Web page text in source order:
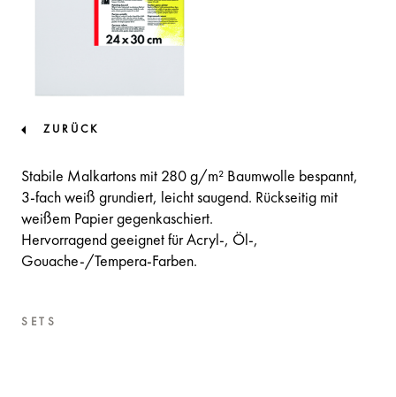
ZURÜCK
Stabile Malkartons mit 280 g/m² Baumwolle bespannt,
3-fach weiß grundiert, leicht saugend. Rückseitig mit
weißem Papier gegenkaschiert.
Hervorragend geeignet für Acryl-, Öl-,
Gouache-/Tempera-Farben.
SETS